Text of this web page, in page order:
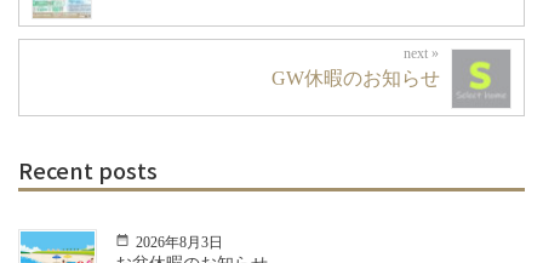
GW休暇のお知らせ
Recent posts
2026年8月3日